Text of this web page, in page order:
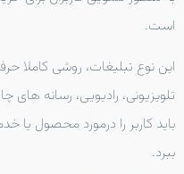
است.
این نوع تبلیغات، روشی کاملا
تلویزیونی، رادیویی، رسانه های
باید کاربر را درمورد محصول یا
ببرد.